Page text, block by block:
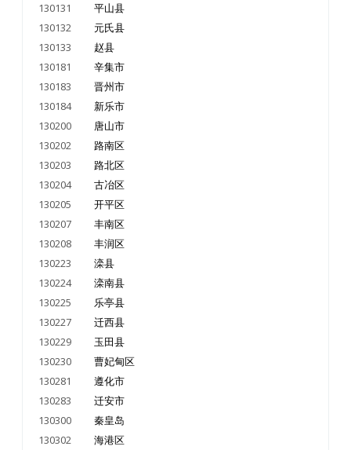
130131 平山县
130132 元氏县
130133 赵县
130181 辛集市
130183 晋州市
130184 新乐市
130200 唐山市
130202 路南区
130203 路北区
130204 古冶区
130205 开平区
130207 丰南区
130208 丰润区
130223 滦县
130224 滦南县
130225 乐亭县
130227 迁西县
130229 玉田县
130230 曹妃甸区
130281 遵化市
130283 迁安市
130300 秦皇岛
130302 海港区